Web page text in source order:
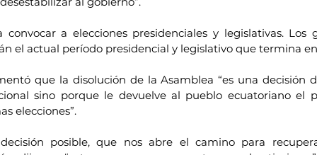
convocar a elecciones presidenciales y legislativas. Los
el actual período presidencial y legislativo que termina
que la disolución de la Asamblea “es una decisión
sino porque le devuelve al pueblo ecuatoriano el
elecciones”.
posible, que nos abre el camino para